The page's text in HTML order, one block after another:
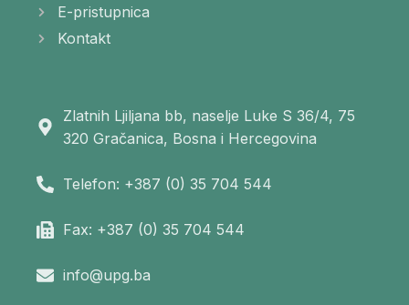
E-pristupnica
Kontakt
Zlatnih Ljiljana bb, naselje Luke S 36/4, 75
320 Gračanica, Bosna i Hercegovina
Telefon: +387 (0) 35 704 544
Fax: +387 (0) 35 704 544
info@upg.ba